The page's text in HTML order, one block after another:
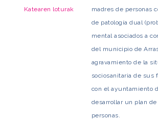
Katearen loturak
madres de personas
de patología dual
mental asociados a
del municipio de
agravamiento de la
sociosanitaria de sus
con el ayuntamiento
desarrollar un plan
personas.